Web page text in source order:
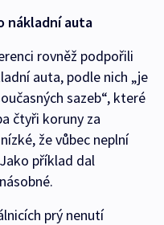
nákladní auta
rovněž podpořili
auta, podle nich „je
sazeb“, které
čtyři koruny za
že vůbec neplní
příklad dal
prý nenutí